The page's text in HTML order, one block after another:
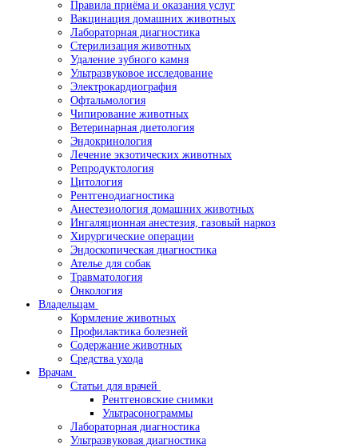
Правила приёма и оказания услуг
Вакцинация домашних животных
Лабораторная диагностика
Стерилизация животных
Удаление зубного камня
Ультразвуковое исследование
Электрокардиография
Офтальмология
Чипирование животных
Ветеринарная диетология
Эндокринология
Лечение экзотических животных
Репродуктология
Цитология
Рентгенодиагностика
Анестезиология домашних животных
Ингаляционная анестезия, газовый наркоз
Хирургические операции
Эндоскопическая диагностика
Ателье для собак
Травматология
Онкология
Владельцам
Кормление животных
Профилактика болезней
Содержание животных
Средства ухода
Врачам
Статьи для врачей
Рентгеновские снимки
Ультрасонограммы
Лабораторная диагностика
Ультразвуковая диагностика